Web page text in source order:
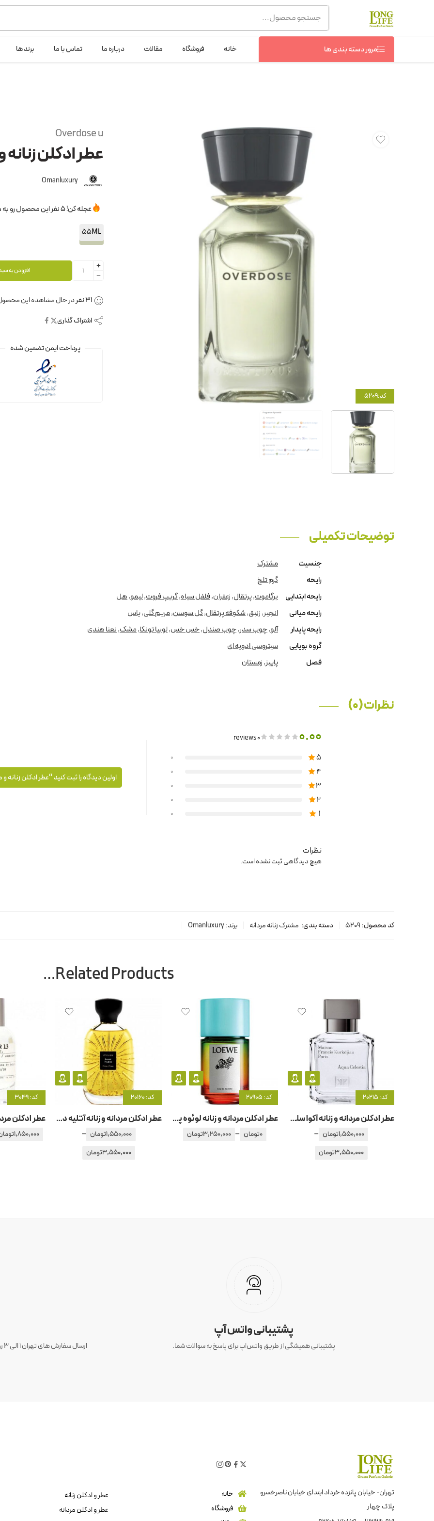
توجه! برند لانگ لایف رایحه های معروف را با شیشه و بسته بندی خود شرکت لانگ لایف عرضه می کند.که با انتخاب حجم هر ادکلنی می توانید
شماره پشتیبانی :09368076869
مرور دسته بندی ها خانه فروشگاه مقالات درباره ما تماس با ما برند ها
کد:5209
Overdose u
عطر ادکلن زنانه
Omanluxury
عجله کن! 5 نفر این محصول رو به سبدخرید خودشون اضافه کردن.
55ML
افزودن به
31نفردر حال مشاهده این
اشتراک گذاری
پرداخت ایمن تضمین شده
توضیحات تکمیلی
جنسیت
مشترک
رایحه
گرم تلخ
رایحه ابتدایی
برگاموت,پرتقال,زعفران,فلفل سیاه,گریپ فروت,لیمو,هل
رایحه میانی
انجیر,زنبق,شکوفه پرتقال,گل سوسن,مریم گلی,یاس
رایحه پایدار
آلو,چوب سدر,چوب صندل,خس خس,لوبیا تونکا,مشک,نعنا هندی
گروه بویایی
سیتروسی ادویه ای
فصل
پاییز,زمستان
نظرات (0)
0.00
0 reviews
5
0
4
0
3
0
2
0
1
0
اولین دیدگاه را ثبت کنید “عطر ادکلن زنانه و
نظرات
هیچ دیدگاهی ثبت نشده است.
کد محصول:5209 دسته بندی: مشترک زنانه مردانه برند:Omanluxury
Related Products…
کد: 20215
عطر ادکلن مردانه و زنانه آکوا سلستیا
1,550,000تومان –
3,550,000تومان
کد: 20905
عطر ادکلن مردانه و زنانه لوئوه پولاز ایبیزا
0تومان –
3,250,000تومان
کد: 20160
عطر ادکلن مردانه و زنانه آتلیه دس اورس – آتلیه د زوق اوبی روبیس
1,550,000تومان –
3,550,000تومان
کد: 3049
1,850,000
پشتیبانی واتس آپ
پشتیبانی همیشگی از طریق واتس‌اپ برای پاسخ به سوالات شما.
تهران- خیابان پانزده خرداد ابتدای خیابان ناصرخسرو
پلاک چهار
خانه
فروشگاه
عطر و ادکلن زنانه
عطر و ادکلن مردانه